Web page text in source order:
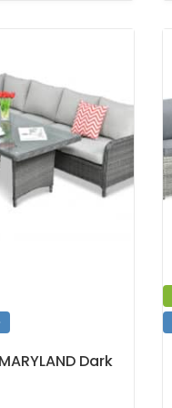
Dark